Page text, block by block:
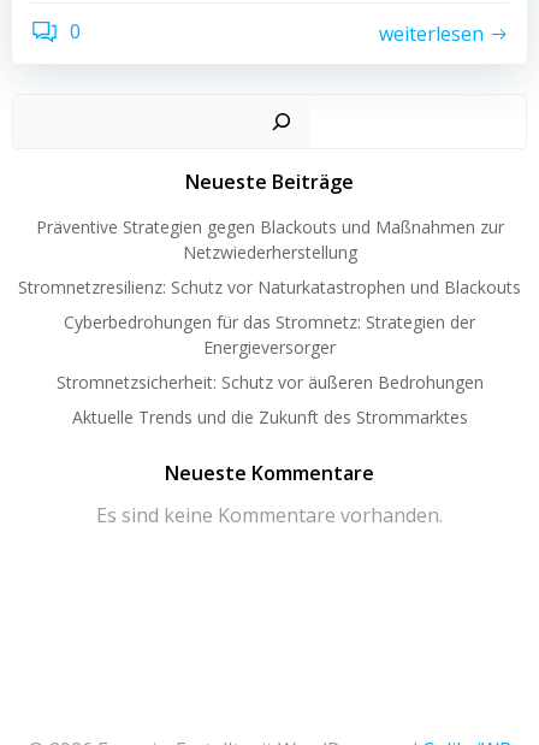
0 weiterlesen
Neueste Beiträge
Präventive Strategien gegen Blackouts und Maßnahmen zur
Netzwiederherstellung
Stromnetzresilienz: Schutz vor Naturkatastrophen und Blackouts
Cyberbedrohungen für das Stromnetz: Strategien der
Energieversorger
Stromnetzsicherheit: Schutz vor äußeren Bedrohungen
Aktuelle Trends und die Zukunft des Strommarktes
Neueste Kommentare
Es sind keine Kommentare vorhanden.